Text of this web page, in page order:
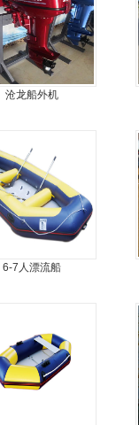
沧龙船外机
6-7人漂流船